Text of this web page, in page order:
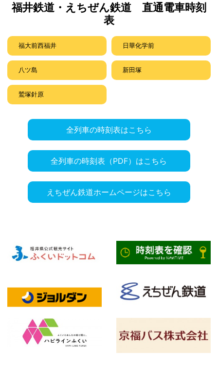
福井鉄道・えちぜん鉄道 直通電車時刻
表
福大前西福井 日華化学前
八ツ島 新田塚
鷲塚針原
全列車の時刻表はこちら
全列車の時刻表（PDF）はこちら
えちぜん鉄道ホームページはこちら